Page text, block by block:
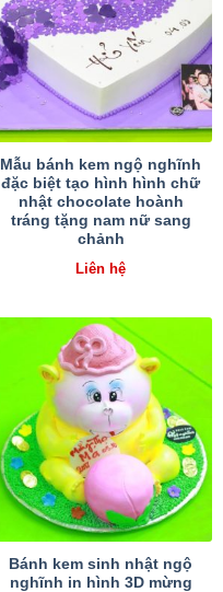
Mẫu bánh kem ngộ nghĩnh
đặc biệt tạo hình hình chữ
nhật chocolate hoành
tráng tặng nam nữ sang
chảnh
Liên hệ
Bánh kem sinh nhật ngộ
nghĩnh in hình 3D mừng